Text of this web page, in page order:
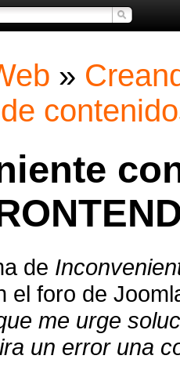
»
de
el foro de
me urge
un error una